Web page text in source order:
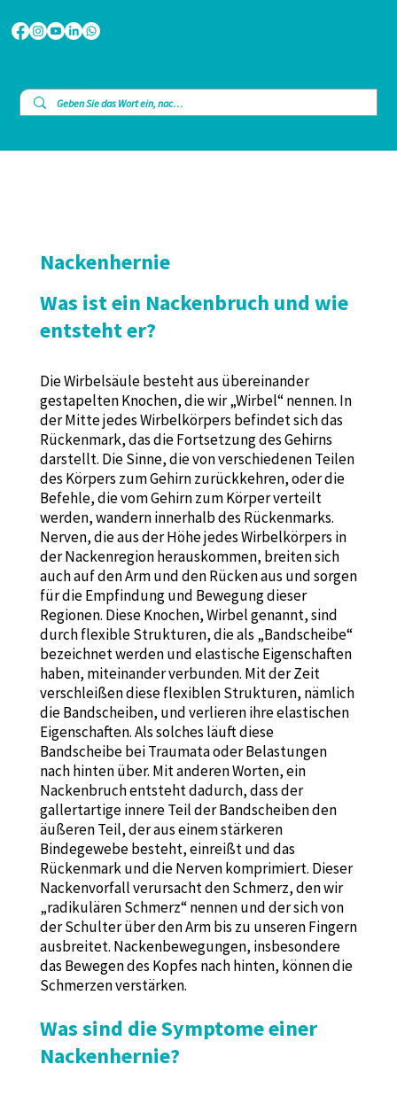
Nackenhernie
Was ist ein Nackenbruch und wie
entsteht er?
Die Wirbelsäule besteht aus übereinander
gestapelten Knochen, die wir „Wirbel“ nennen. In
der Mitte jedes Wirbelkörpers befindet sich das
Rückenmark, das die Fortsetzung des Gehirns
darstellt. Die Sinne, die von verschiedenen Teilen
des Körpers zum Gehirn zurückkehren, oder die
Befehle, die vom Gehirn zum Körper verteilt
werden, wandern innerhalb des Rückenmarks.
Nerven, die aus der Höhe jedes Wirbelkörpers in
der Nackenregion herauskommen, breiten sich
auch auf den Arm und den Rücken aus und sorgen
für die Empfindung und Bewegung dieser
Regionen. Diese Knochen, Wirbel genannt, sind
durch flexible Strukturen, die als „Bandscheibe“
bezeichnet werden und elastische Eigenschaften
haben, miteinander verbunden. Mit der Zeit
verschleißen diese flexiblen Strukturen, nämlich
die Bandscheiben, und verlieren ihre elastischen
Eigenschaften. Als solches läuft diese
Bandscheibe bei Traumata oder Belastungen
nach hinten über. Mit anderen Worten, ein
Nackenbruch entsteht dadurch, dass der
gallertartige innere Teil der Bandscheiben den
äußeren Teil, der aus einem stärkeren
Bindegewebe besteht, einreißt und das
Rückenmark und die Nerven komprimiert. Dieser
Nackenvorfall verursacht den Schmerz, den wir
„radikulären Schmerz“ nennen und der sich von
der Schulter über den Arm bis zu unseren Fingern
ausbreitet. Nackenbewegungen, insbesondere
das Bewegen des Kopfes nach hinten, können die
Schmerzen verstärken.
Was sind die Symptome einer
Nackenhernie?